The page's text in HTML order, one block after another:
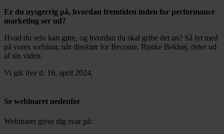
Er du nysgerrig på, hvordan fremtiden inden for performance
marketing ser ud?
Hvad du selv kan gøre, og hvordan du skal gribe det an? Så lyt med
på vores webinar, når direktør for Become, Bjarke Bekhøj, deler ud
af sin viden.
Vi gik live d. 16. april 2024.
Se webinaret nedenfor
Webinaret giver dig svar på: